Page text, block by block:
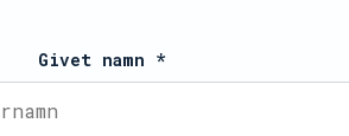
Givet namn *